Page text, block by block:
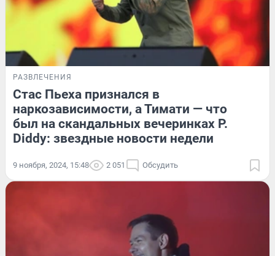
РАЗВЛЕЧЕНИЯ
Стас Пьеха признался в
наркозависимости, а Тимати — что
был на скандальных вечеринках P.
Diddy: звездные новости недели
9 ноября, 2024, 15:48 2 051 Обсудить